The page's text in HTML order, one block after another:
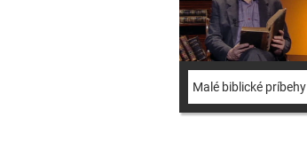
Malé biblické príbehy